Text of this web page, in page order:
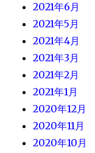
2021年6月
2021年5月
2021年4月
2021年3月
2021年2月
2021年1月
2020年12月
2020年11月
2020年10月